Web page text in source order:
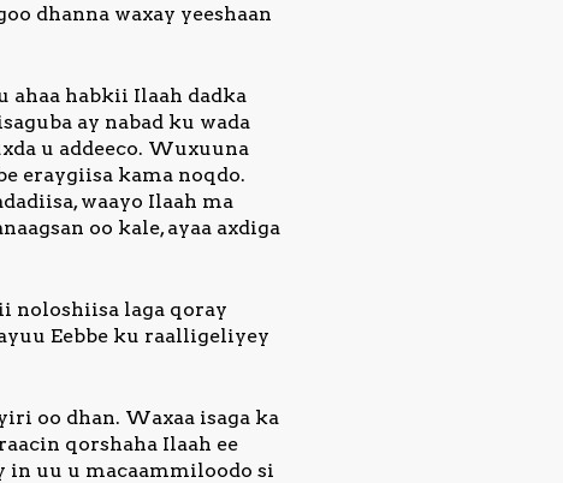
dhanna waxay yeeshaan
ahaa habkii Ilaah dadka
ay nabad ku wada
u addeeco. Wuxuuna
eraygiisa kama noqdo.
waayo Ilaah ma
oo kale, ayaa axdiga
noloshiisa laga qoray
Eebbe ku raalligeliyey
oo dhan. Waxaa isaga ka
qorshaha Ilaah ee
in uu u macaammiloodo si